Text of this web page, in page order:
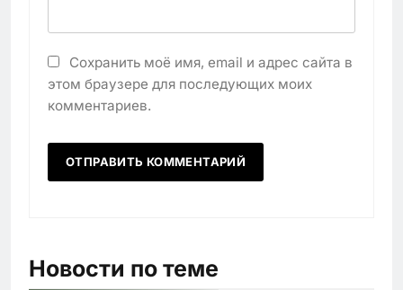
Сохранить моё имя, email и адрес сайта в
этом браузере для последующих моих
комментариев.
Новости по теме